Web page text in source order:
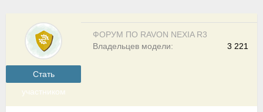
Cтать
участником
ФОРУМ ПО RAVON NEXIA R3
3 221
Владельцев модели: